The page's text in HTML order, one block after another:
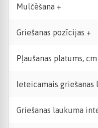
Mulčēšana +
Griešanas pozīcijas +
Pļaušanas platums, cm
Ieteicamais griešanas
Griešanas laukuma